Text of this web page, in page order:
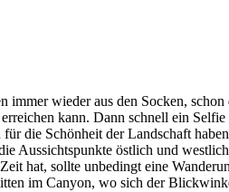
wieder aus den Socken,
kann. Dann schnell ein
die Schönheit der Landschaft
Aussichtspunkte östlich und
hat, sollte unbedingt eine
im Canyon, wo sich der